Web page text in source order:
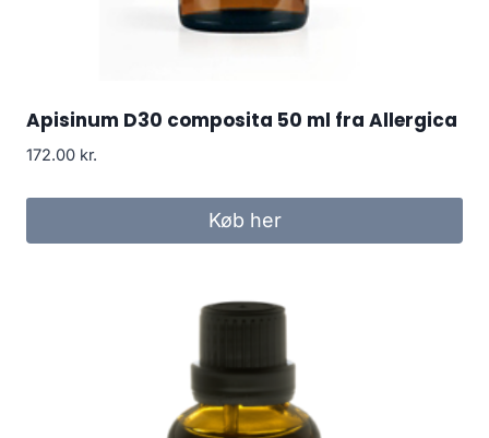
Apisinum D30 composita 50 ml fra Allergica
172.00 kr.
Køb her